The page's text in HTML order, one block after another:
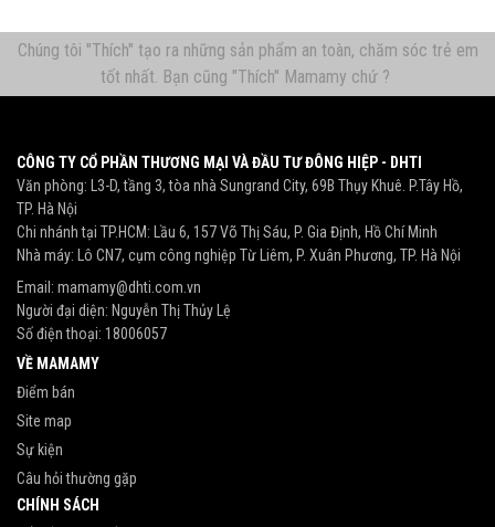
Chúng tôi "Thích" tạo ra những sản phẩm an toàn, chăm sóc trẻ em
tốt nhất. Bạn cũng "Thích" Mamamy chứ ?
CÔNG TY CỔ PHẦN THƯƠNG MẠI VÀ ĐẦU TƯ ĐÔNG HIỆP - DHTI
Văn phòng: L3-D, tầng 3, tòa nhà Sungrand City, 69B Thụy Khuê. P.Tây Hồ,
TP. Hà Nội
Chi nhánh tại TP.HCM: Lầu 6, 157 Võ Thị Sáu, P. Gia Định, Hồ Chí Minh
Nhà máy: Lô CN7, cụm công nghiệp Từ Liêm, P. Xuân Phương, TP. Hà Nội
Email: mamamy@dhti.com.vn
Người đại diện: Nguyễn Thị Thủy Lệ
Số điện thoại: 18006057
VỀ MAMAMY
Điểm bán
Site map
Sự kiện
Câu hỏi thường gặp
CHÍNH SÁCH